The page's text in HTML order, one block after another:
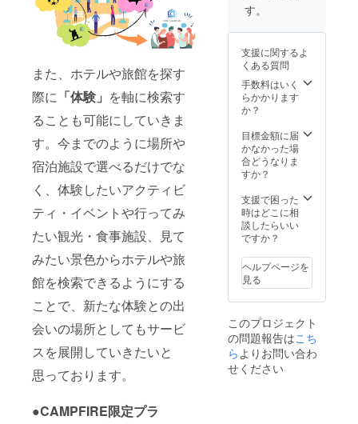
また、ホテルや旅館を探す
際に 「体験」 を軸に検索す
ることも可能にしていきま
す。今までのように場所や
宿泊施設で選べるだけでな
く、体験したいアクティビ
ティ・イベントや行ってみ
たい観光・食事施設、見て
みたい景色からホテルや旅
館を検索できるようにする
ことで、新たな体験との出
会いの場所としてもサービ
スを展開していきたいと
思っております。
●CAMPFIRE限定プラ
●ラン
テル福
岡ア
ネック
ス ●ラ
ンドー
福岡ク
ラシッ
ク ●ラ
ンドー
福岡 ●
イビス
スタイ
ルズ大
※1支援
につ
き、原
則1名様
となり
ます。
ホテル
によっ
ては2名
ラン
テルな
んば大
阪ス
イーツ
●lyf
Fukuok
a
●HOTE
BIRD
OKU-
ASAKU
SA ●イ
阪梅田
●那覇
ビーチ
サイド
●ワイズ
イン那
覇小禄
駅前 ●
シタ
サイド
●シタ
ディー
ンなん
ば大阪
●ラン
テル札
幌ス
イーツ
●シタ
ン京都
烏丸五
条 ●
ガーデ
ル金沢
●浅草橋
ベルモ
ントホ
ラン
ドーホ
テル京
都ス
イーツ
京・石
阪・京
都・福
岡・沖
縄 ご利
用可能
2023年
12月31
日まで
【宿泊
施設】
●フレイ
ザース
イート
京 ●ア
スコッ
ト丸の
内東京
雅 釜座
邸 かみ
座庵 ●
シタ
ディー
ざいま
別途ご
案内致
しま
す。 利
用可能
数：23
利用可
能なお
部屋の
数：103
利用可
能なエ
リア：
道・東
京・石
川・大
阪・京
岡・沖
縄 ご利
用可能
期間：
2023年
す。
支援に関するよ
くある質問
手数料はいく
らかかります
か？
目標金額に届
かなかった場
合どうなりま
すか？
支援で困った
時はどこに相
談したらいい
ですか？
ヘルプページを
見る
このプロジェクト
の問題報告はこち
ら よりお問い合わ
せください